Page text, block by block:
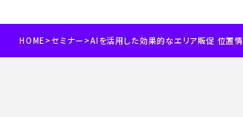
HOME>セミナー >